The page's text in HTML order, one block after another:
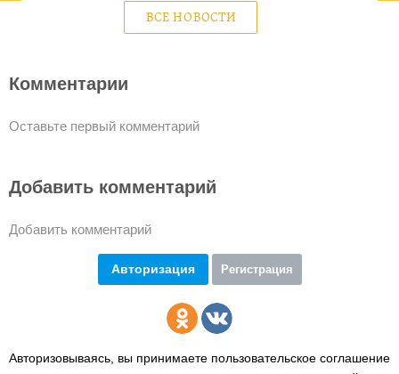
ВСЕ НОВОСТИ
Комментарии
Оставьте первый комментарий
Добавить комментарий
Добавить комментарий
Авторизация Регистрация
Авторизовываясь, вы принимаете пользовательское соглашение